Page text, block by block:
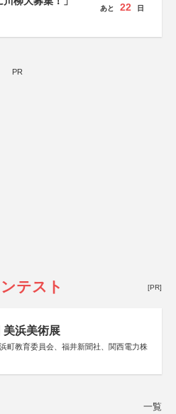
あと 22 日
PR
テスト [PR]
美浜美術展
町教育委員会、福井新聞社、関西電力株
一覧